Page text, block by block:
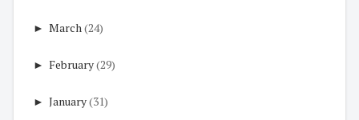
► March(24)
► February(29)
► January(31)